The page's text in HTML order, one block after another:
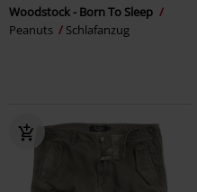
Woodstock - Born To Sleep
Peanuts
Schlafanzug